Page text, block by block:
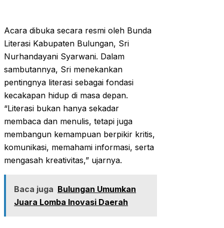
Acara dibuka secara resmi oleh Bunda
Literasi Kabupaten Bulungan, Sri
Nurhandayani Syarwani. Dalam
sambutannya, Sri menekankan
pentingnya literasi sebagai fondasi
kecakapan hidup di masa depan.
“Literasi bukan hanya sekadar
membaca dan menulis, tetapi juga
membangun kemampuan berpikir kritis,
komunikasi, memahami informasi, serta
mengasah kreativitas,” ujarnya.
Baca juga Bulungan Umumkan
Juara Lomba Inovasi Daerah